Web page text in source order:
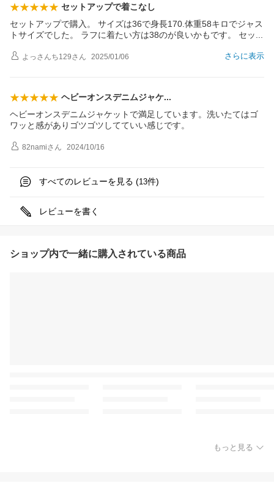
セットアップで着こなし
セットアップで購入。 サイズは36で身長170.体重58キロでジャス
トサイズでした。 ラフに着たい方は38のが良いかもです。 セッ
さらに表示
よっさんち129さん 2025/01/06
ヘビーオンスデニムジャケ
ヘビーオンスデニムジャケットで満足しています。洗いたてはゴ
ワッと感がありゴツゴツしてていい感じです。
82namiさん 2024/10/16
すべてのレビューを見る (13件)
レビューを書く
ショップ内で一緒に購入されている商品
もっと見る